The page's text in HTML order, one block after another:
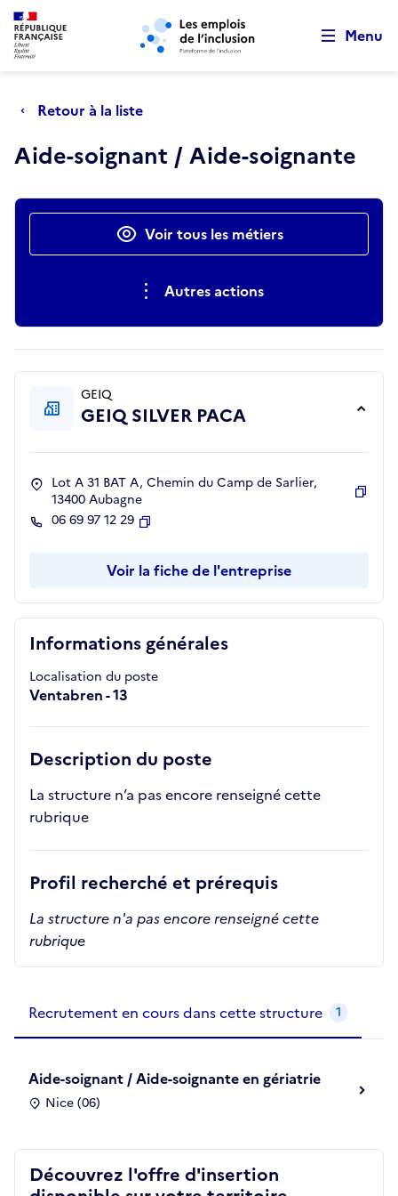
Aller au menu principal Aller au contenu principal
Menu
Retour à la liste
Aide-soignant / Aide-soignante
Actions rapidesVoir tous les métiers
Autres actions
Informations générales
Localisation du poste
Ventabren - 13
Description du poste
La structure n’a pas encore renseigné cette
rubrique
Profil recherché et prérequis
La structure n'a pas encore renseigné cette
rubrique
GEIQ
GEIQ SILVER PACA
Lot A 31 BAT A, Chemin du Camp de Sarlier,
13400 Aubagne
06 69 97 12 29
Voir la fiche de l'entreprise
Recrutement en cours dans cette structure 1
Aide-soignant / Aide-soignante en gériatrie
Nice (06)
Découvrez l'offre d'insertion
Retour au début de la page
Panneau de gestion des cookies